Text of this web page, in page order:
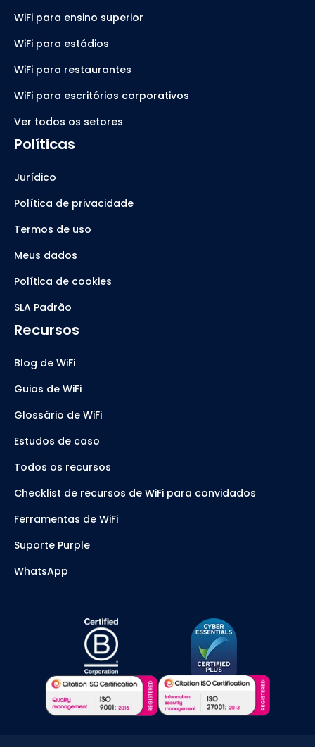
WiFi para ensino superior
WiFi para estádios
WiFi para restaurantes
WiFi para escritórios corporativos
Ver todos os setores
Políticas
Jurídico
Política de privacidade
Termos de uso
Meus dados
Política de cookies
SLA Padrão
Recursos
Blog de WiFi
Guias de WiFi
Glossário de WiFi
Estudos de caso
Todos os recursos
Checklist de recursos de WiFi para convidados
Ferramentas de WiFi
Suporte Purple
WhatsApp